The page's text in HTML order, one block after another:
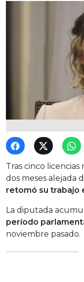
Tras cinco licencias
dos meses alejada
retomó su trabajo
La diputada
período
noviembre pasado.